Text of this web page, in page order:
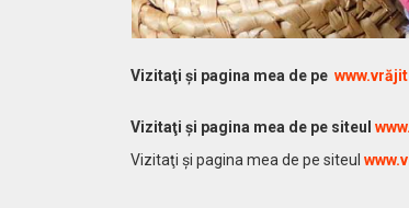
Vizitaţi şi pagina mea de pe
Vizitaţi şi pagina mea de pe siteul
Vizitaţi şi pagina mea de pe siteul